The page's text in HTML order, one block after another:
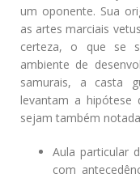
um oponente. Sua
as artes marciais
certeza, o que se
ambiente de
samurais, a casta
levantam a hipótese
sejam também
Aula particular
com